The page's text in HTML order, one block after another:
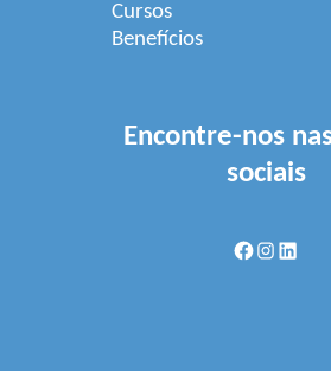
Cursos
Benefícios
Encontre-nos
sociais
Facebook